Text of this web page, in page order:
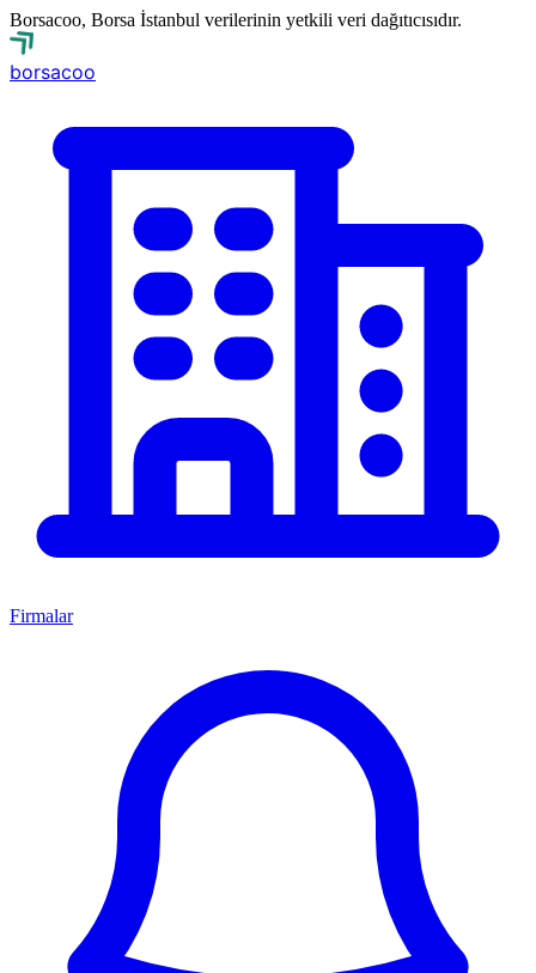
Borsacoo, Borsa İstanbul verilerinin yetkili veri dağıtıcısıdır.
borsacoo
Firmalar